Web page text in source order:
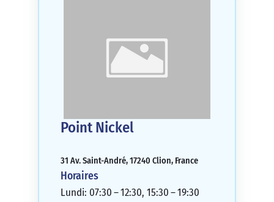
Point Nickel
31 Av. Saint-André, 17240 Clion, France
Horaires
Lundi: 07:30 – 12:30, 15:30 – 19:30